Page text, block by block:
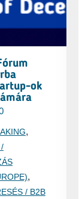
ok
,
,
/ B2B